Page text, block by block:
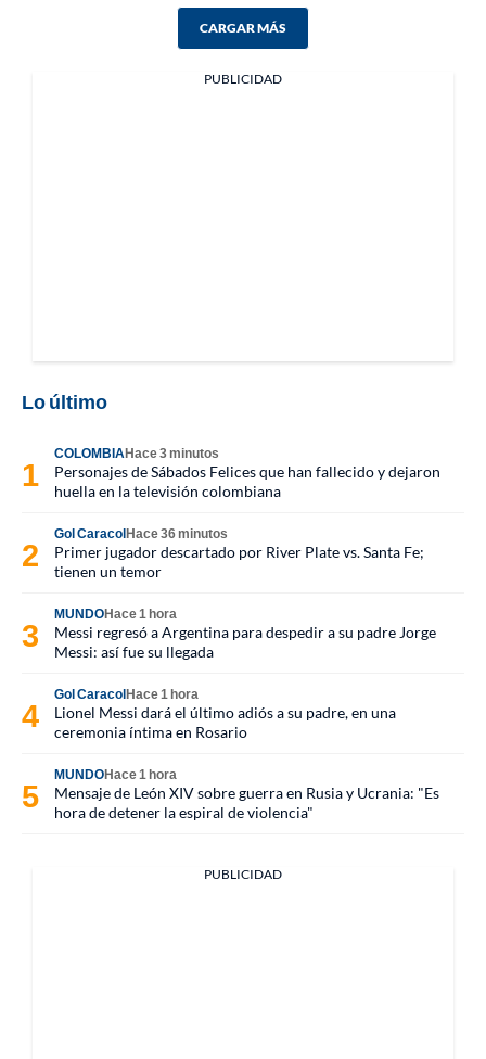
CARGAR MÁS
PUBLICIDAD
Lo último
COLOMBIAHace 3 minutos
Personajes de Sábados Felices que han fallecido y dejaron
huella en la televisión colombiana
Gol CaracolHace 36 minutos
Primer jugador descartado por River Plate vs. Santa Fe;
tienen un temor
MUNDOHace 1 hora
Messi regresó a Argentina para despedir a su padre Jorge
Messi: así fue su llegada
Gol CaracolHace 1 hora
Lionel Messi dará el último adiós a su padre, en una
ceremonia íntima en Rosario
MUNDOHace 1 hora
Mensaje de León XIV sobre guerra en Rusia y Ucrania: "Es
hora de detener la espiral de violencia"
PUBLICIDAD